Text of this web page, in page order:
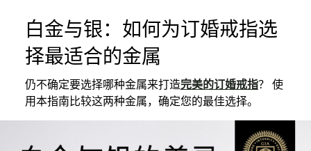
白金与银：如何为订婚戒指选
择最适合的金属
仍不确定要选择哪种金属来打造完美的订婚戒指？ 使
用本指南比较这两种金属，确定您的最佳选择。